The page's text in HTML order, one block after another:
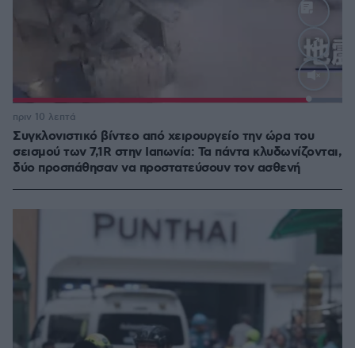
Loaded:
Συγκλονιστικό βίντεο από χειρουργείο την ώρα του
σεισμού των 7,1R στην Ιαπωνία: Τα πάντα κλυδωνίζονται,
δύο προσπάθησαν να προστατεύσουν τον ασθενή
πριν 10 λεπτά